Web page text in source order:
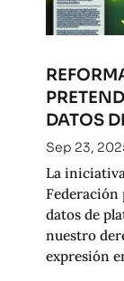
DATOS
Sep 23,
La
Federación
datos de
nuestro
expresión